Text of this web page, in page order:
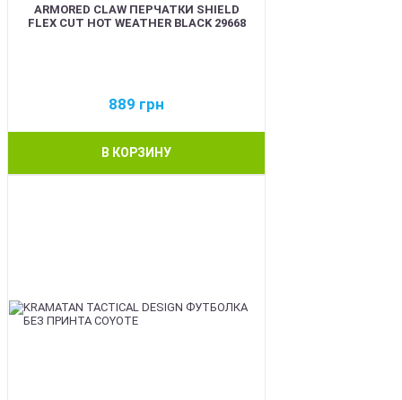
ARMORED CLAW ПЕРЧАТКИ SHIELD
FLEX CUT HOT WEATHER BLACK 29668
889 грн
В КОРЗИНУ